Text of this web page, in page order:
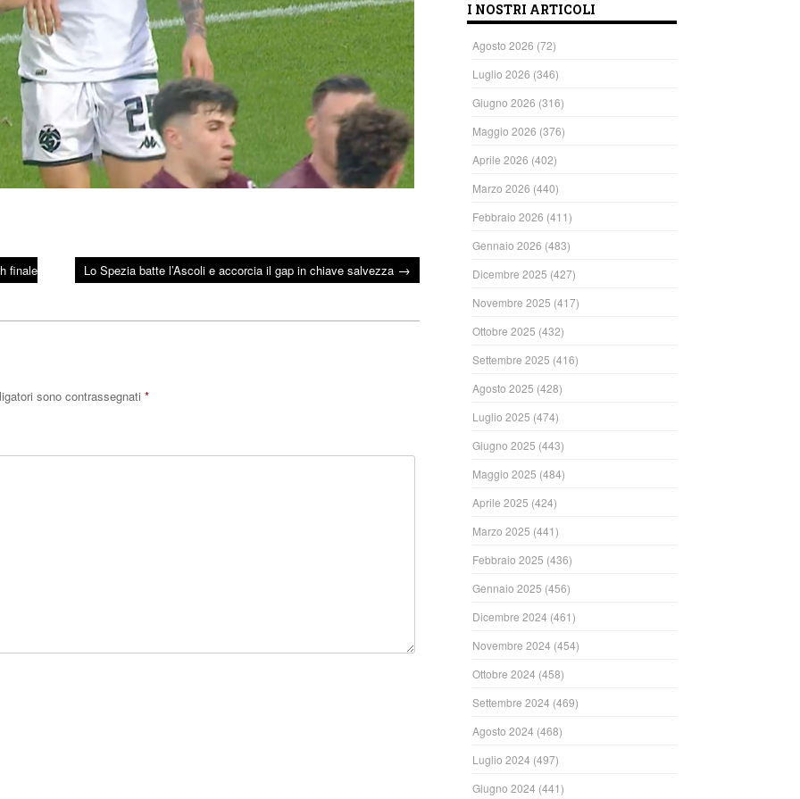
finale
Lo Spezia batte l’Ascoli e accorcia il gap in chiave salvezza →
sono contrassegnati *
I NOSTRI ARTICOLI
Agosto 2026 (72)
Luglio 2026 (346)
Giugno 2026 (316)
Maggio 2026 (376)
Aprile 2026 (402)
Marzo 2026 (440)
Febbraio 2026 (411)
Gennaio 2026 (483)
Dicembre 2025 (427)
Novembre 2025 (417)
Ottobre 2025 (432)
Settembre 2025 (416)
Agosto 2025 (428)
Luglio 2025 (474)
Giugno 2025 (443)
Maggio 2025 (484)
Aprile 2025 (424)
Marzo 2025 (441)
Febbraio 2025 (436)
Gennaio 2025 (456)
Dicembre 2024 (461)
Novembre 2024 (454)
Ottobre 2024 (458)
Settembre 2024 (469)
Agosto 2024 (468)
Luglio 2024 (497)
Giugno 2024 (441)